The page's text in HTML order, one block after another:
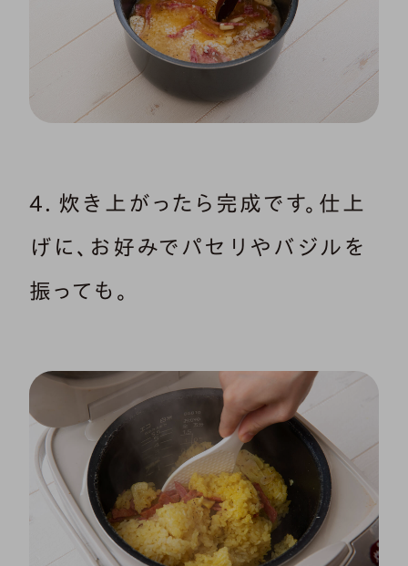
4．炊き上がったら完成です。仕上
げに、お好みでパセリやバジルを
振っても。